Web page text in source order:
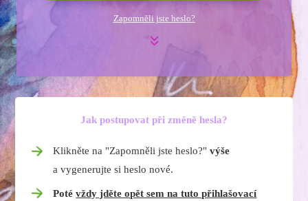
Zapomněli jste heslo?
Jak postupovat při změně hesla?
Klikněte na "Zapomněli jste heslo?"výše
a vygenerujte si heslo nové.
Potévždy jděte opět sem na tuto přihlašovací